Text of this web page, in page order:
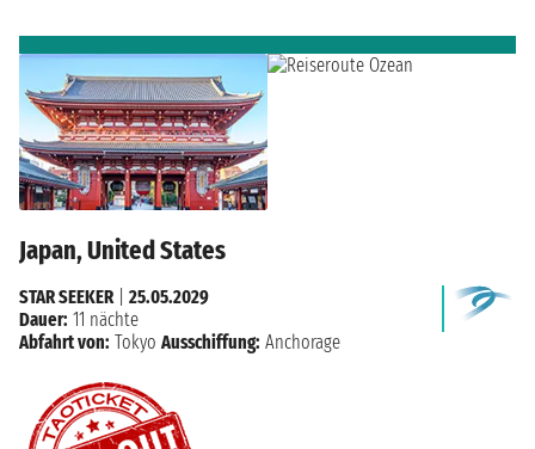
Japan, United States
STAR SEEKER
25.05.2029
Dauer: 11 nächte
Abfahrt von: Tokyo Ausschiffung: Anchorage